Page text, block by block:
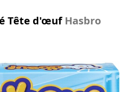
Tête d'œufHasbro